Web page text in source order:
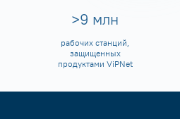
>10 млн
рабочих станций,
защищенных
продуктами ViPNet